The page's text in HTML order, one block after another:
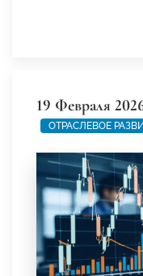
19 Февраля
ОТРАСЛЕВОЕ